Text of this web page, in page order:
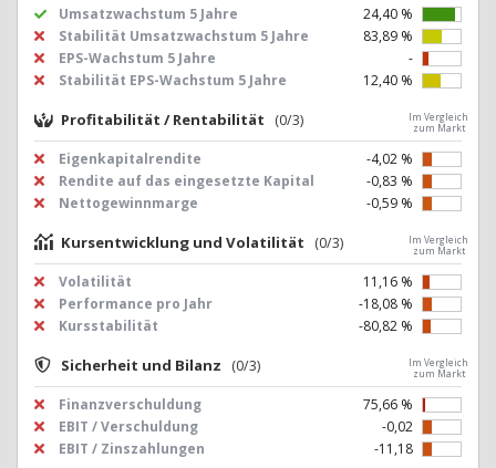
Umsatzwachstum 5 Jahre
24,40 %
Stabilität Umsatzwachstum 5 Jahre
83,89 %
EPS-Wachstum 5 Jahre
-
Stabilität EPS-Wachstum 5 Jahre
12,40 %
Profitabilität / Rentabilität (0/3)
Im Vergleich
zum Markt
Eigenkapitalrendite
-4,02 %
Rendite auf das eingesetzte Kapital
-0,83 %
Nettogewinnmarge
-0,59 %
Kursentwicklung und Volatilität (0/3)
Im Vergleich
zum Markt
Volatilität
11,16 %
Performance pro Jahr
-18,08 %
Kursstabilität
-80,82 %
Sicherheit und Bilanz (0/3)
Im Vergleich
zum Markt
Finanzverschuldung
75,66 %
EBIT / Verschuldung
-0,02
EBIT / Zinszahlungen
-11,18